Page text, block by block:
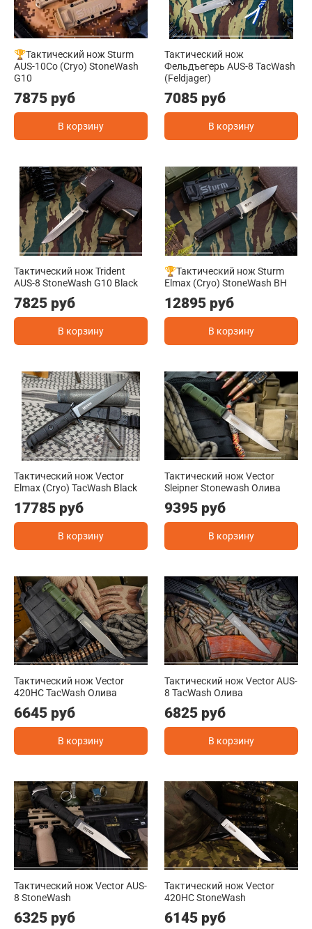
🏆Тактический нож Sturm
AUS-10Co (Cryo) StoneWash
G10
7875 руб
В корзину
Тактический нож
Фельдъегерь AUS-8 TacWash
(Feldjager)
7085 руб
В корзину
Тактический нож Trident
AUS-8 StoneWash G10 Black
7825 руб
В корзину
🏆Тактический нож Sturm
Elmax (Cryo) StoneWash BH
12895 руб
В корзину
Тактический нож Vector
Elmax (Cryo) TacWash Black
17785 руб
В корзину
Тактический нож Vector
Sleipner Stonewash Олива
9395 руб
В корзину
Тактический нож Vector
420HC TacWash Олива
6645 руб
В корзину
Тактический нож Vector AUS-
8 TacWash Олива
6825 руб
В корзину
Тактический нож Vector AUS-
8 StoneWash
6325 руб
Тактический нож Vector
420HC StoneWash
6145 руб